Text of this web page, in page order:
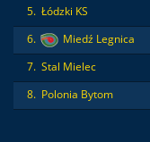
5. Łódzki KS
6.
Miedź Legnica
7.
Stal Mielec
8.
Polonia Bytom